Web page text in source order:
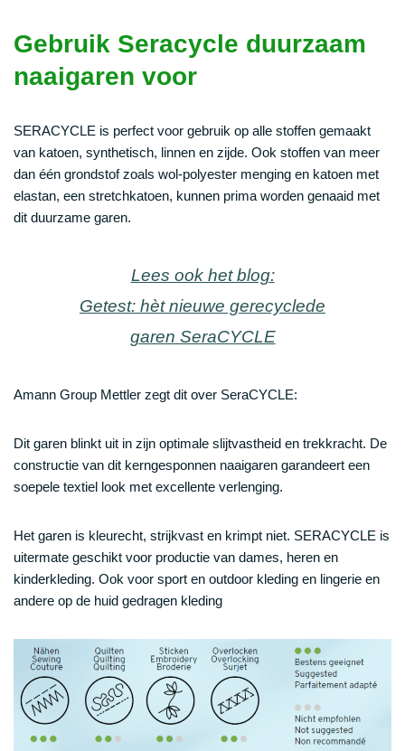
Gebruik Seracycle duurzaam
naaigaren voor
SERACYCLE is perfect voor gebruik op alle stoffen gemaakt
van katoen, synthetisch, linnen en zijde. Ook stoffen van meer
dan één grondstof zoals wol-polyester menging en katoen met
elastan, een stretchkatoen, kunnen prima worden genaaid met
dit duurzame garen.
Lees ook het blog:
Getest: hèt nieuwe gerecyclede
garen SeraCYCLE
Amann Group Mettler zegt dit over SeraCYCLE:
Dit garen blinkt uit in zijn optimale slijtvastheid en trekkracht. De
constructie van dit kerngesponnen naaigaren garandeert een
soepele textiel look met excellente verlenging.
Het garen is kleurecht, strijkvast en krimpt niet. SERACYCLE is
uitermate geschikt voor productie van dames, heren en
kinderkleding. Ook voor sport en outdoor kleding en lingerie en
andere op de huid gedragen kleding